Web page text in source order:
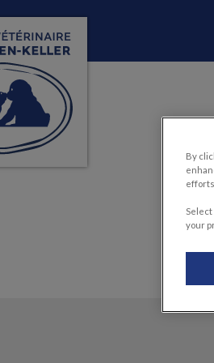
Page d'accueil de Clinique vétérinaire
By
efforts.
your